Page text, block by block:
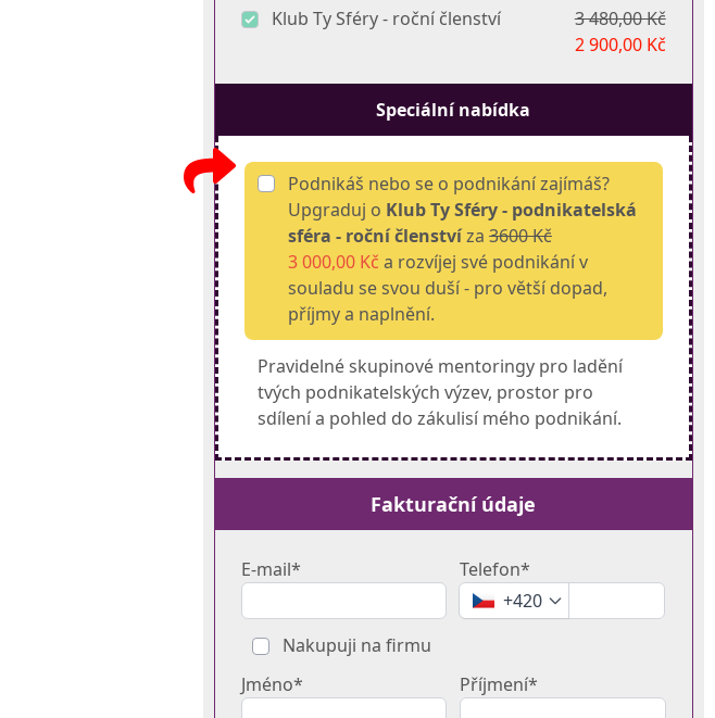
Klub Ty Sféry - roční členství
3 480,00 Kč
2 900,00 Kč
Speciální nabídka
Podnikáš nebo se o podnikání zajímáš?
Upgraduj o Klub Ty Sféry - podnikatelská
sféra - roční členstvíza 3600 Kč
3 000,00 Kč a rozvíjej své podnikání v
souladu se svou duší - pro větší dopad,
příjmy a naplnění.
Pravidelné skupinové mentoringy pro ladění
tvých podnikatelských výzev, prostor pro
sdílení a pohled do zákulisí mého podnikání.
Fakturační údaje
E-mail*
Telefon*
+420
Nakupuji na firmu
Jméno*
Příjmení*